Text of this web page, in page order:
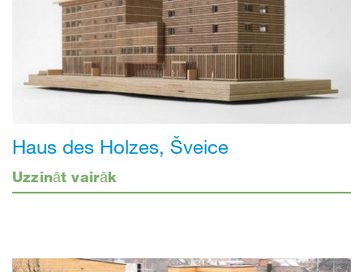
Haus des Holzes, Šveice
Uzzināt vairāk